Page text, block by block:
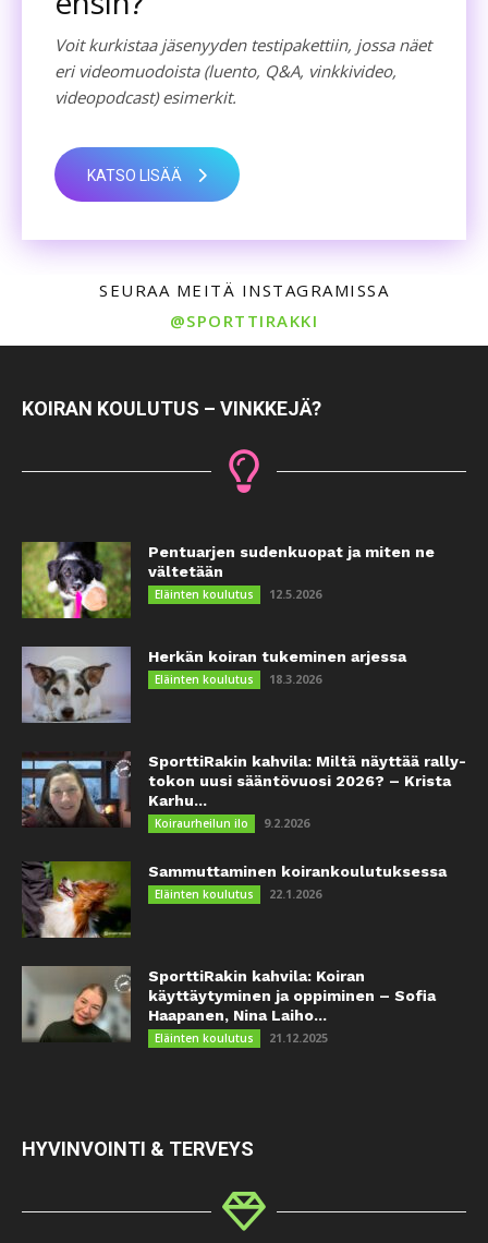
Voit kurkistaa jäsenyyden testipakettiin, jossa näet
eri videomuodoista (luento, Q&A, vinkkivideo,
videopodcast) esimerkit.
KATSO LISÄÄ
SEURAA MEITÄ INSTAGRAMISSA
@SPORTTIRAKKI
KOIRAN KOULUTUS – VINKKEJÄ?
Pentuarjen sudenkuopat ja miten ne
vältetään
Eläinten koulutus 12.5.2026
Herkän koiran tukeminen arjessa
Eläinten koulutus 18.3.2026
SporttiRakin kahvila: Miltä näyttää rally-
tokon uusi sääntövuosi 2026? – Krista
Karhu...
Koiraurheilun ilo 9.2.2026
Sammuttaminen koirankoulutuksessa
Eläinten koulutus 22.1.2026
SporttiRakin kahvila: Koiran
käyttäytyminen ja oppiminen – Sofia
Haapanen, Nina Laiho...
Eläinten koulutus 21.12.2025
HYVINVOINTI & TERVEYS